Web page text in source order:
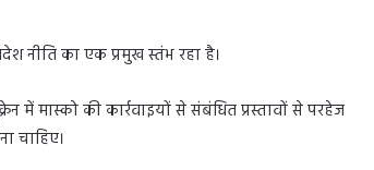
नीति का एक प्रमुख स्तंभ रहा है।
मास्को की कार्रवाइयों से संबंधित प्रस्तावों से परहेज
चाहिए।